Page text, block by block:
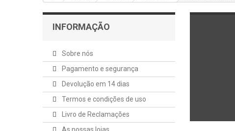
INFORMAÇÃO
Sobre nós
Pagamento e segurança
Devolução em 14 dias
Termos e condições de uso
Livro de Reclamações